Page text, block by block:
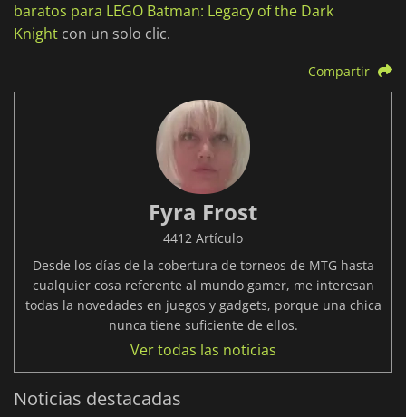
baratos para LEGO Batman: Legacy of the Dark
Knight con un solo clic.
Compartir
Fyra Frost
4412 Artículo
Desde los días de la cobertura de torneos de MTG hasta
cualquier cosa referente al mundo gamer, me interesan
todas la novedades en juegos y gadgets, porque una chica
nunca tiene suficiente de ellos.
Ver todas las noticias
Noticias destacadas